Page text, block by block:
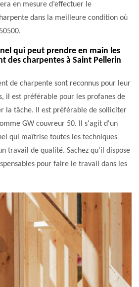
en mesure d’effectuer le
dans la meilleure condition où
qui peut prendre en main les
des charpentes à Saint Pellerin
de charpente sont reconnus pour leur
il est préférable pour les profanes de
la tâche. Il est préférable de solliciter
GW couvreur 50. Il s'agit d'un
qui maîtrise toutes les techniques
travail de qualité. Sachez qu'il dispose
pour faire le travail dans les